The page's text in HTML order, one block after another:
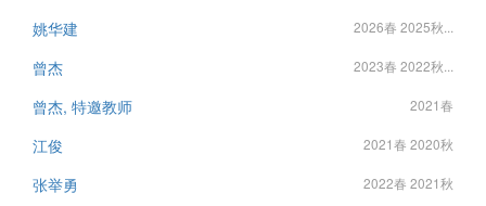
姚华建 2026春 2025秋...
曾杰 2023春 2022秋...
曾杰, 特邀教师 2021春
江俊 2021春 2020秋
张举勇 2022春 2021秋